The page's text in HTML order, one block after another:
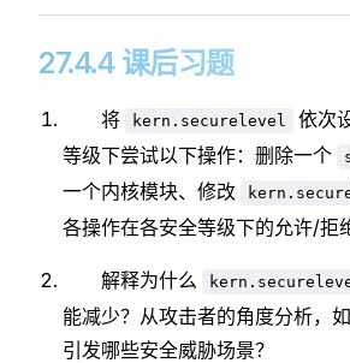
27.4.4 课后习题
将 kern.securelevel
依次
等级下尝试以下操作：删除一个
一个内核模块、修改
各操作在各安全等级下的允许/拒
解释为什么
能减少？从攻击者的角度分析，
引发哪些安全威胁场景？